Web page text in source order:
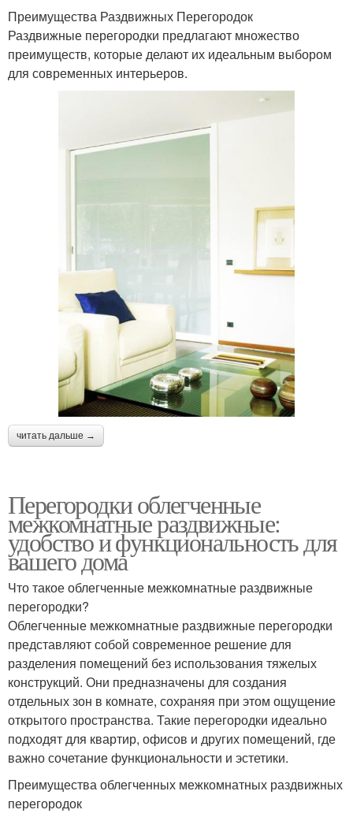
Преимущества Раздвижных Перегородок
Раздвижные перегородки предлагают множество
преимуществ, которые делают их идеальным выбором
для современных интерьеров.
читать дальше →
Перегородки облегченные
межкомнатные раздвижные:
удобство и функциональность для
вашего дома
Что такое облегченные межкомнатные раздвижные
перегородки?
Облегченные межкомнатные раздвижные перегородки
представляют собой современное решение для
разделения помещений без использования тяжелых
конструкций. Они предназначены для создания
отдельных зон в комнате, сохраняя при этом ощущение
открытого пространства. Такие перегородки идеально
подходят для квартир, офисов и других помещений, где
важно сочетание функциональности и эстетики.
Преимущества облегченных межкомнатных раздвижных
перегородок